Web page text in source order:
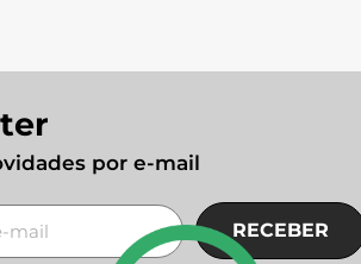
por e-mail
RECEBER